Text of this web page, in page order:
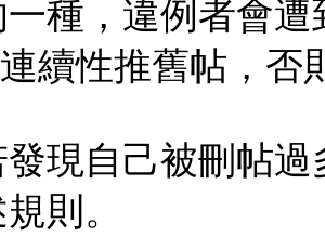
種，違例者會
續性推舊帖，否
現自己被刪帖
則。